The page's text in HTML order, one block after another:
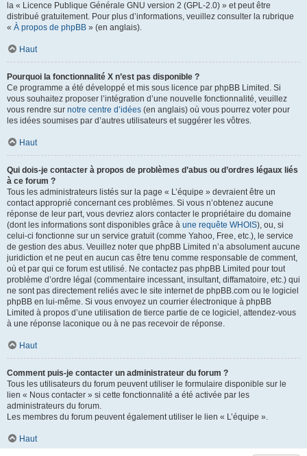
la « Licence Publique Générale GNU version 2 (GPL-2.0) » et peut être
distribué gratuitement. Pour plus d’informations, veuillez consulter la rubrique
« À propos de phpBB » (en anglais).
Haut
Pourquoi la fonctionnalité X n’est pas disponible ?
Ce programme a été développé et mis sous licence par phpBB Limited. Si
vous souhaitez proposer l’intégration d’une nouvelle fonctionnalité, veuillez
vous rendre sur notre centre d’idées (en anglais) où vous pourrez voter pour
les idées soumises par d’autres utilisateurs et suggérer les vôtres.
Haut
Qui dois-je contacter à propos de problèmes d’abus ou d’ordres légaux liés
à ce forum ?
Tous les administrateurs listés sur la page « L’équipe » devraient être un
contact approprié concernant ces problèmes. Si vous n’obtenez aucune
réponse de leur part, vous devriez alors contacter le propriétaire du domaine
(dont les informations sont disponibles grâce à une requête WHOIS), ou, si
celui-ci fonctionne sur un service gratuit (comme Yahoo, Free, etc.), le service
de gestion des abus. Veuillez noter que phpBB Limited n’a absolument aucune
juridiction et ne peut en aucun cas être tenu comme responsable de comment,
où et par qui ce forum est utilisé. Ne contactez pas phpBB Limited pour tout
problème d’ordre légal (commentaire incessant, insultant, diffamatoire, etc.) qui
ne sont pas directement reliés avec le site internet de phpBB.com ou le logiciel
phpBB en lui-même. Si vous envoyez un courrier électronique à phpBB
Limited à propos d’une utilisation de tierce partie de ce logiciel, attendez-vous
à une réponse laconique ou à ne pas recevoir de réponse.
Haut
Comment puis-je contacter un administrateur du forum ?
Tous les utilisateurs du forum peuvent utiliser le formulaire disponible sur le
lien « Nous contacter » si cette fonctionnalité a été activée par les
administrateurs du forum.
Les membres du forum peuvent également utiliser le lien « L’équipe ».
Haut